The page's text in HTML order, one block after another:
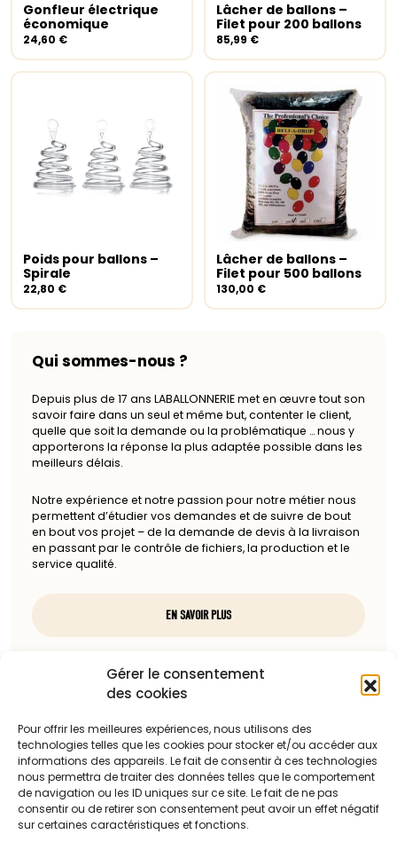
Gérer le consentement
des cookies
Pour offrir les meilleures expériences, nous utilisons des
technologies telles que les cookies pour stocker et/ou accéder aux
informations des appareils. Le fait de consentir à ces technologies
nous permettra de traiter des données telles que le comportement
de navigation ou les ID uniques sur ce site. Le fait de ne pas
consentir ou de retirer son consentement peut avoir un effet négatif
sur certaines caractéristiques et fonctions.
Ajouter au panier
Gonfleur électrique
économique
24,60 €
Ajouter au panier
Lâcher de ballons –
Filet pour 200 ballons
85,99 €
Choix des options
plusieurs
options
choisies
la
page
du
produit
Poids pour ballons –
Spirale
22,80 €
Ajouter au panier
Lâcher de ballons –
Filet pour 500 ballons
130,00 €
Qui sommes-nous ?
Depuis plus de 17 ans LABALLONNERIE met en œuvre tout son
savoir faire dans un seul et même but, contenter le client,
quelle que soit la demande ou la problématique … nous y
apporterons la réponse la plus adaptée possible dans les
meilleurs délais.
Notre expérience et notre passion pour notre métier nous
permettent d’étudier vos demandes et de suivre de bout
en bout vos projet – de la demande de devis à la livraison
en passant par le contrôle de fichiers, la production et le
service qualité.
EN SAVOIR PLUS
Nous contacter
85100 Les Sables-d'Olonne
Téléphone :
06 13 23 67 88
Adresse mail :